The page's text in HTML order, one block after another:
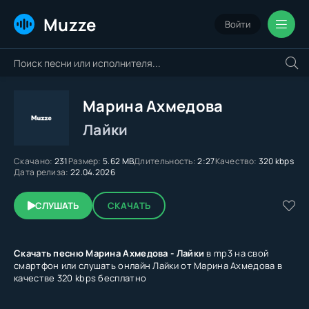
Muzze Войти
Марина Ахмедова
Лайки
Скачано: 231Размер: 5.62 MBДлительность:2:27Качество: 320 kbps
Дата релиза: 22.04.2026
СЛУШАТЬ СКАЧАТЬ
Скачать песню Марина Ахмедова - Лайки в mp3 на свой
смартфон или слушать онлайн Лайки от Марина Ахмедова в
качестве 320 kbps бесплатно